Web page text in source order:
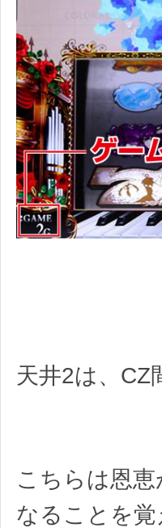
天井2は、CZ
こちらは恩
なることを覚